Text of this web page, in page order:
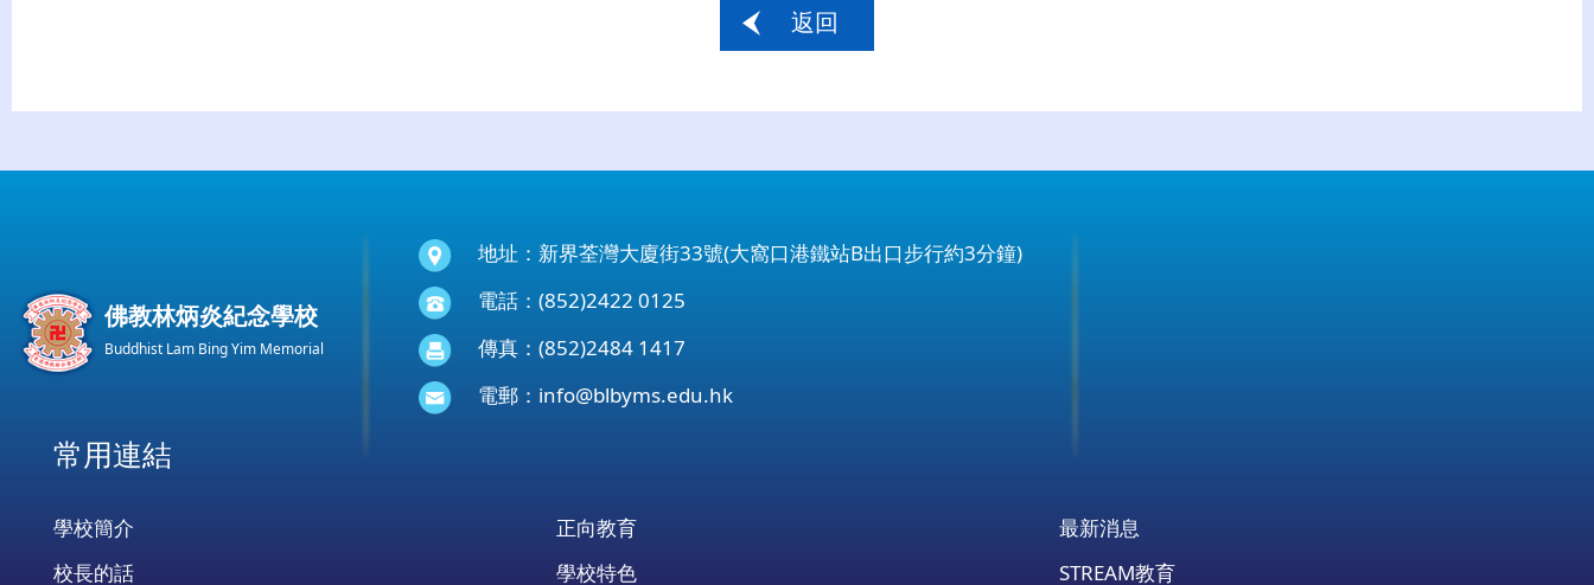
返回
佛教林炳炎紀念學校
Buddhist Lam Bing Yim Memorial
地址：新界荃灣大廈街33號(大窩口港鐵站B出口步行約3分鐘)
電話：(852)2422 0125
傳真：(852)2484 1417
電郵： info@blbyms.edu.hk
常用連結
學校簡介 正向教育
最新消息
校長的話
學校特色 STREAM教育